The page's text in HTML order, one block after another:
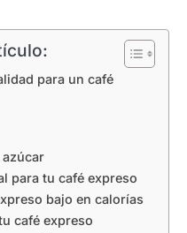
para un café
para tu café expreso
bajo en calorías
café expreso